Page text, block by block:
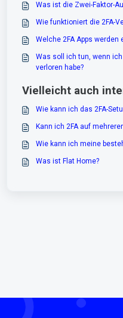
Was ist die Zwei-Faktor-
Wie funktioniert die 2FA-
Welche 2FA Apps werden
Was soll ich tun, wenn
verloren habe?
Vielleicht auch
Wie kann ich das 2FA-
Kann ich 2FA auf
Wie kann ich
Was ist Flat Home?